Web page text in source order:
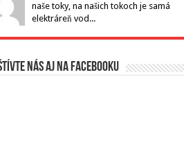
naše toky, na našich tokoch je samá
elektráreň vod...
nás aj na Facebooku